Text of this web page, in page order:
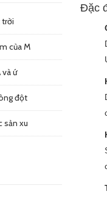
Đặc
trời
của M
và ứ
đột
sản xu